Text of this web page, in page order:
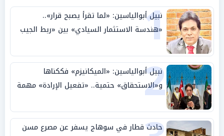
1
نبيل أبوالياسين: «لما تقرأ يصبح قرار»..
«هندسة الاستثمار السيادي» بين «ربط الجيب
بالوطن» و«سيادة الكلمة»
2
نبيل أبوالياسين: «الميكانيزم» فككناها
و«الاستحقاق» حتمية.. «تفعيل الإرادة» مهمة
الجامعة العربية
حادث قطار في سوهاج يسفر عن مصرع مسن